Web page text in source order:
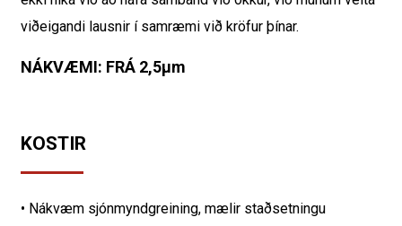
viðeigandi lausnir í samræmi við kröfur þínar.
NÁKVÆMI: FRÁ 2,5µm
KOSTIR
• Nákvæm sjónmyndgreining, mælir staðsetningu